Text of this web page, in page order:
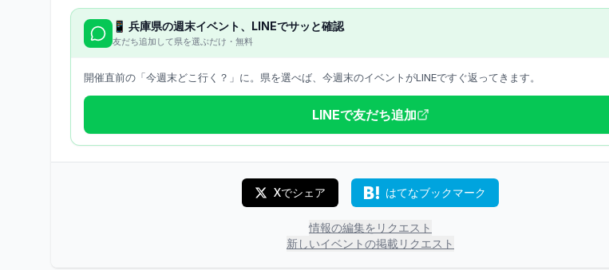
📱 兵庫県の週末イベント、LINEでサッと確認
友だち追加して県を選ぶだけ・無料
開催直前の「今週末どこ行く？」に。県を選べば、今週末のイベントがLINEですぐ返ってきます。
LINEで友だち追加
Xでシェア はてなブックマーク
情報の編集をリクエスト
新しいイベントの掲載リクエスト